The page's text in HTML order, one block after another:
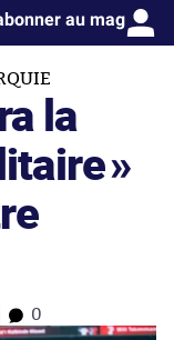
au mag
la
»
0